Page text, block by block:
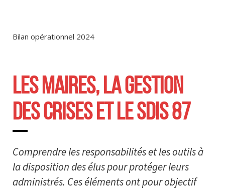
Bilan opérationnel 2024
LES MAIRES, LA GESTION
DES CRISES ET LE SDIS 87
Comprendre les responsabilités et les outils à
la disposition des élus pour protéger leurs
administrés. Ces éléments ont pour objectif